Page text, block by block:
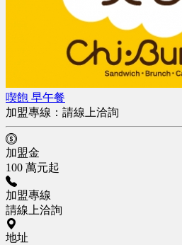
喫飽 早午餐
加盟專線： 請線上洽詢
加盟金
100 萬元起
加盟專線
請線上洽詢
地址